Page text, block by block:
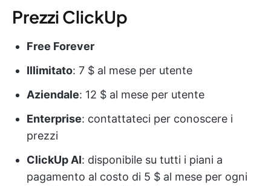
Prezzi ClickUp
Free Forever
Illimitato: 7 $ al mese per utente
Aziendale: 12 $ al mese per utente
Enterprise: contattateci per conoscere i
prezzi
ClickUp AI: disponibile su tutti i piani a
pagamento al costo di 5 $ al mese per ogni